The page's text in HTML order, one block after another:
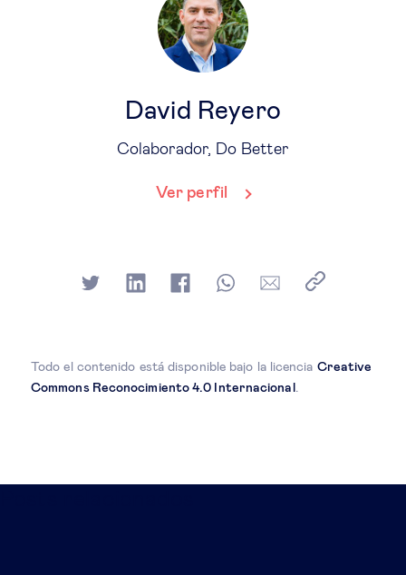
David Reyero
Colaborador, Do Better
Ver perfil
Todo el contenido está disponible bajo la licencia Creative
Commons Reconocimiento 4.0 Internacional .